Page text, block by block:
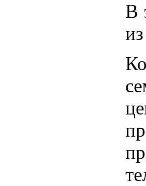
В